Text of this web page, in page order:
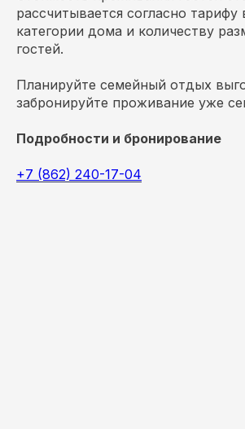
рассчитывается согласно
категории дома и количеству
гостей.
Планируйте семейный отдых
забронируйте проживание уже
Подробности и бронирование
+7 (862) 240-17-04